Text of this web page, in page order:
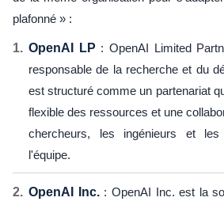
plafonné » :
OpenAI LP : OpenAI Limited
responsable de la recherche et du
est structuré comme un partenariat
flexible des ressources et une
chercheurs, les ingénieurs et
l'équipe.
OpenAI Inc.: OpenAI Inc. est la